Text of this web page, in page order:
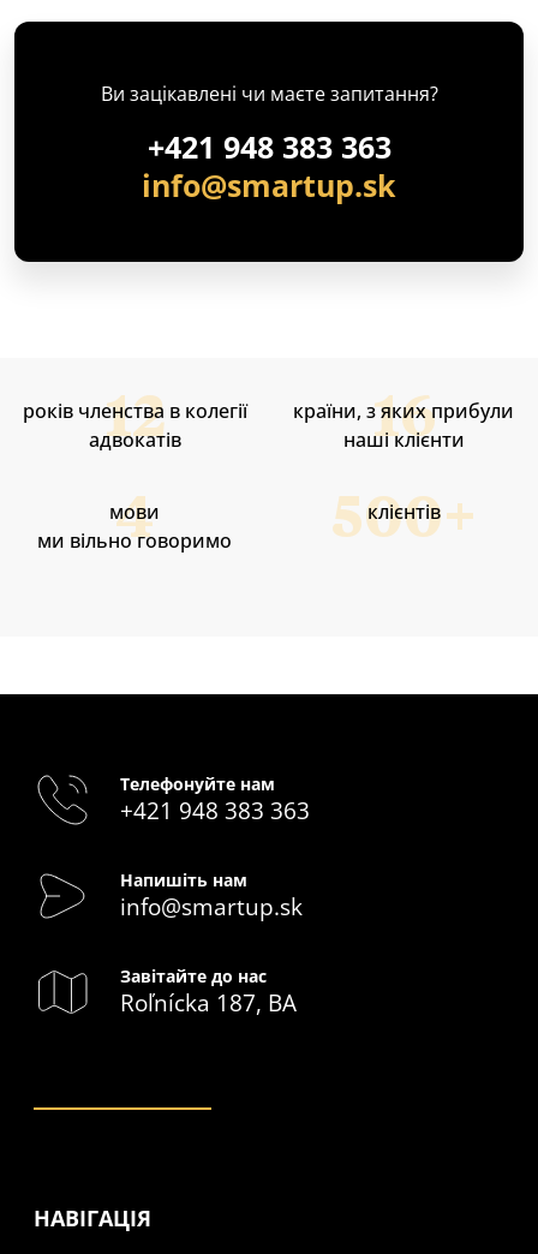
Ви зацікавлені чи маєте запитання?
+421 948 383 363
info@smartup.sk
років членства в колегії
адвокатів
країни, з яких прибули
наші клієнти
мови
ми вільно говоримо
клієнтів
Телефонуйте нам
+421 948 383 363
Напишіть нам
info@smartup.sk
Завітайте до нас
Roľnícka 187, BA
НАВІГАЦІЯ